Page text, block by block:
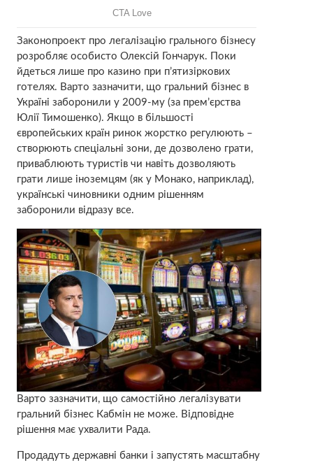
Законопроект про легалізацію грального бізнесу
розробляє особисто Олексій Гончарук. Поки
йдеться лише про казино при п’ятизіркових
готелях. Варто зазначити, що гральний бізнес в
Україні заборонили у 2009-му (за прем’єрства
Юлії Тимошенко). Якщо в більшості
європейських країн ринок жорстко регулюють –
створюють спеціальні зони, де дозволено грати,
приваблюють туристів чи навіть дозволяють
грати лише іноземцям (як у Монако, наприклад),
українські чиновники одним рішенням
заборонили відразу все.
Варто зазначити, що самостійно легалізувати
гральний бізнес Кабмін не може. Відповідне
рішення має ухвалити Рада.
Продадуть державні банки і запустять масштабну